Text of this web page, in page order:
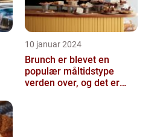
10 januar 2024
Brunch er blevet en
populær måltidstype
verden over, og det er